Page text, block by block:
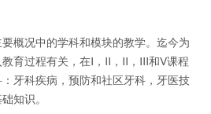
概况中的学科和模块的教学。迄今为
育过程有关，在I，II，II，III和V课程
牙科疾病，预防和社区牙科，牙医技
知识。